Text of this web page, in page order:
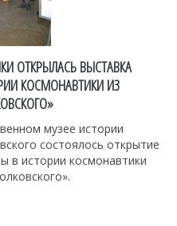
ОТКРЫЛАСЬ ВЫСТАВКА
КОСМОНАВТИКИ ИЗ
музее истории
состоялось открытие
в истории космонавтики